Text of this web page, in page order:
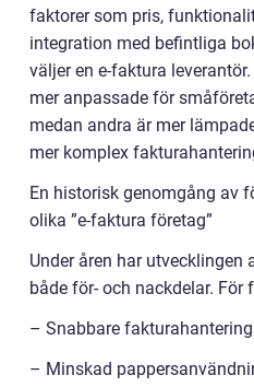
faktorer som pris,
integration med befintliga
väljer en e-faktura
mer anpassade för
medan andra är mer
mer komplex
En historisk genomgång av
olika ”e-faktura företag”
Under åren har
både för- och nackdelar. För
– Snabbare
– Minskad